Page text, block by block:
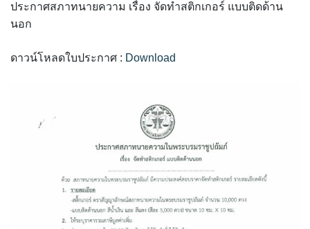
ประกาศสภาทนายความ เรื่อง จัดทำสติกเกอร์ แบบติดด้าน
นอก
ดาวน์โหลดใบประกาศ : Download